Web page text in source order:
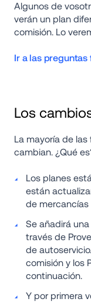
Algunos de
verán un plan
comisión. Lo
Ir a las
Los
La mayoría de
cambian. ¿Qué
Los planes
están
de mercancías
Se añadirá
través de
de
comisión y los
continuación.
Y por primera